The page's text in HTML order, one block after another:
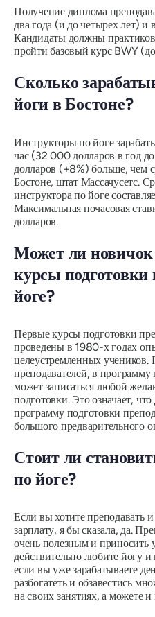
Получение диплома
два года (и до четырех лет) и
Кандидаты должны
пройти базовый курс BWY
Сколько
йоги в Бостоне?
Инструкторы по йоге
час (32 000 долларов в год
долларов (+8%) больше, чем
Бостоне, штат Массачусетс.
инструктора по йоге
Максимальная почасовая
долларов.
Может ли новичок
курсы подготовки
йоге?
Первые курсы подготовки
проведены в 1980-х годах
целеустремленных
преподавателей, в программу
может записаться любой
подготовки. Это означает,
программу подготовки
большого предварительного
Стоит ли
по йоге?
Если вы хотите преподавать
зарплату, я бы сказала, да.
очень полезным и приносить
действительно любите йогу
если вы уже зарабатываете
разбогатеть и обзавестись
на своих занятиях, а можете и